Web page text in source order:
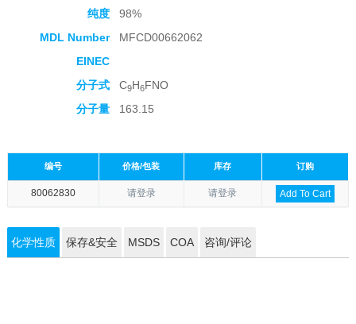
纯度
98%
MDL Number
MFCD00662062
EINEC
分子式
C9H6FNO
分子量
163.15
编号 价格/包装 库存 订购
80062830 请登录 请登录 Add To Cart
化学性质 保存&安全 MSDS COA 咨询/评论